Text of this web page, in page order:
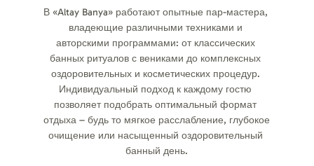
В «Altay Banya» работают опытные пар-мастера,
владеющие различными техниками и
авторскими программами: от классических
банных ритуалов с вениками до комплексных
оздоровительных и косметических процедур.
Индивидуальный подход к каждому гостю
позволяет подобрать оптимальный формат
отдыха – будь то мягкое расслабление, глубокое
очищение или насыщенный оздоровительный
банный день.